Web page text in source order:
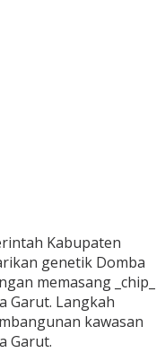
Kabupaten
genetik Domba
memasang _chip_
Garut. Langkah
kawasan
Garut.